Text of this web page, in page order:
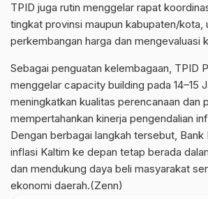
TPID juga rutin menggelar rapat
tingkat provinsi maupun kabupaten/kota,
perkembangan harga dan mengevaluasi
Sebagai penguatan kelembagaan, TPID
menggelar capacity building pada 14–15
meningkatkan kualitas perencanaan dan
mempertahankan kinerja pengendalian
Dengan berbagai langkah tersebut,
inflasi Kaltim ke depan tetap berada
dan mendukung daya beli masyarakat
ekonomi daerah.(Zenn)